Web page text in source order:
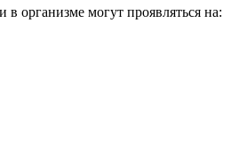
организме могут проявляться на: